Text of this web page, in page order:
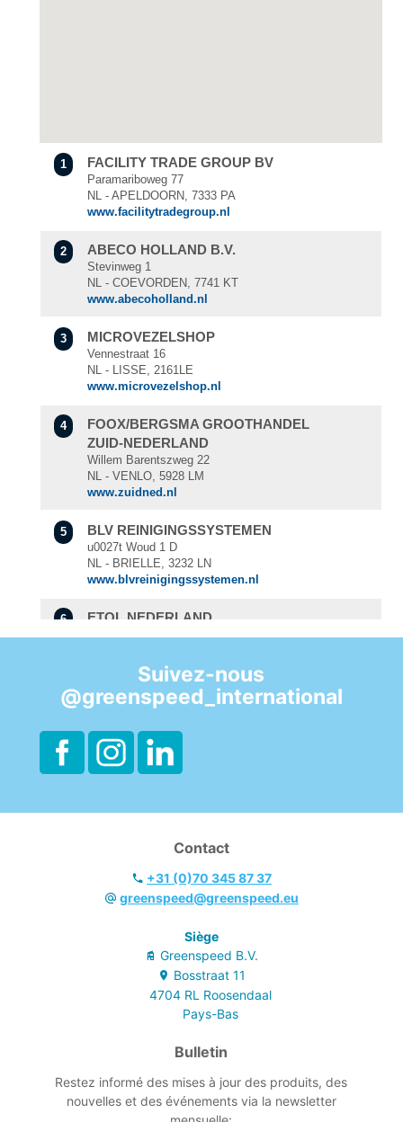
1 FACILITY TRADE GROUP BV
Paramariboweg 77
NL - APELDOORN, 7333 PA
www.facilitytradegroup.nl
2 ABECO HOLLAND B.V.
Stevinweg 1
NL - COEVORDEN, 7741 KT
www.abecoholland.nl
3 MICROVEZELSHOP
Vennestraat 16
NL - LISSE, 2161LE
www.microvezelshop.nl
4
FOOX/BERGSMA GROOTHANDEL
ZUID-NEDERLAND
Willem Barentszweg 22
NL - VENLO, 5928 LM
www.zuidned.nl
5 BLV REINIGINGSSYSTEMEN
u0027t Woud 1 D
NL - BRIELLE, 3232 LN
www.blvreinigingssystemen.nl
6 ETOL NEDERLAND
Brouwerstraat 26
www.etol.nl
7
GEJOMA SCHOONMAAKARTIKELEN
Waterland 25
NL - BEVERWIJK, 1948 RK
www.gejoma.nl
8 GELECON B.V.
NL - VOORBURG, 2273 HZ
GELECON GIESSENBURG
NL - GIESSENBURG, 3381 JP
www.gelecongiessenburg.nl
GROS HYGIËNE u0026
SCHOONMAAKSYSTEMEN BV
Oude Bakelsedijk 6
www.grosgemert.nl
GROVEKO - EDE B.V.
Maxwellstraat 49
Suivez-nous
@greenspeed_international
Contact
+31 (0)70 345 87 37
greenspeed@greenspeed.eu
Siège
Greenspeed B.V.
Bosstraat 11
4704 RL Roosendaal
Pays-Bas
Bulletin
Restez informé des mises à jour des produits, des
nouvelles et des événements via la newsletter